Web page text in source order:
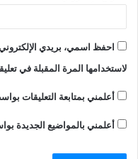
احفظ اسمي، بريدي
لاستخدامها المرة المقبلة في
أعلمني بمتابعة التعليقات
أعلمني بالمواضيع الجديدة